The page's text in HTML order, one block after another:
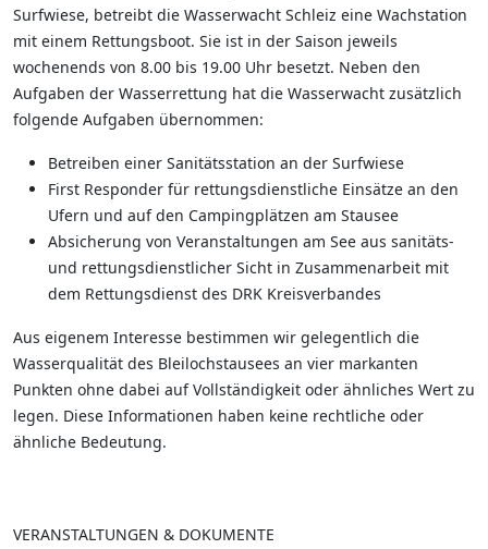
Surfwiese, betreibt die Wasserwacht Schleiz eine Wachstation
mit einem Rettungsboot. Sie ist in der Saison jeweils
wochenends von 8.00 bis 19.00 Uhr besetzt. Neben den
Aufgaben der Wasserrettung hat die Wasserwacht zusätzlich
folgende Aufgaben übernommen:
Betreiben einer Sanitätsstation an der Surfwiese
First Responder für rettungsdienstliche Einsätze an den
Ufern und auf den Campingplätzen am Stausee
Absicherung von Veranstaltungen am See aus sanitäts-
und rettungsdienstlicher Sicht in Zusammenarbeit mit
dem Rettungsdienst des DRK Kreisverbandes
Aus eigenem Interesse bestimmen wir gelegentlich die
Wasserqualität des Bleilochstausees an vier markanten
Punkten ohne dabei auf Vollständigkeit oder ähnliches Wert zu
legen. Diese Informationen haben keine rechtliche oder
ähnliche Bedeutung.
VERANSTALTUNGEN & DOKUMENTE